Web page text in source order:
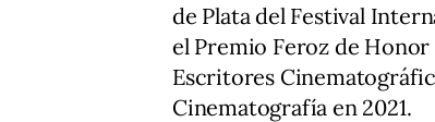
de Plata del Festival
el Premio Feroz de
Escritores
Cinematografía en 2021.